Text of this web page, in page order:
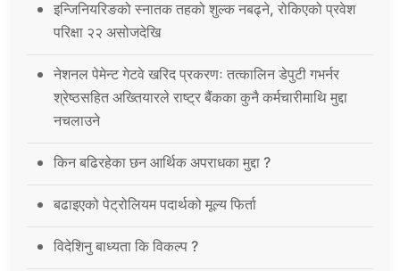
इन्जिनियरिङको स्नातक तहको शुल्क नबढ्ने, रोकिएको प्रवेश
परिक्षा २२ असोजदेखि
नेशनल पेमेन्ट गेटवे खरिद प्रकरणः तत्कालिन डेपुटी गभर्नर
श्रेष्ठसहित अख्तियारले राष्ट्र बैंकका कुनै कर्मचारीमाथि मुद्दा
नचलाउने
किन बढिरहेका छन आर्थिक अपराधका मुद्दा ?
बढाइएको पेट्रोलियम पदार्थको मूल्य फिर्ता
विदेशिनु बाध्यता कि विकल्प ?